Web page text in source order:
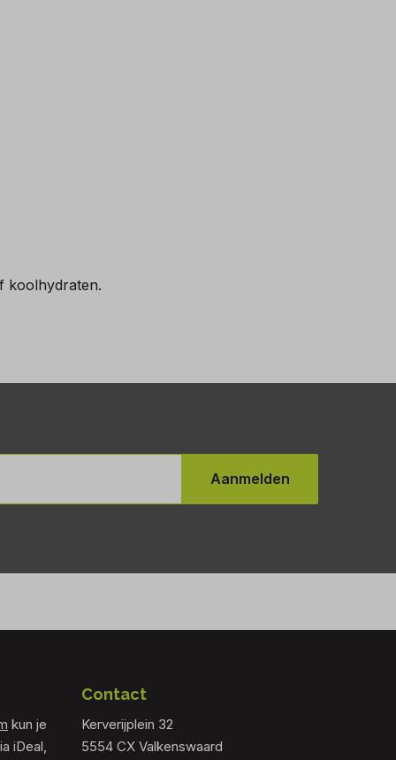
koolhydraten.
Aanmelden
kun je
iDeal,
Contact
Kerverijplein 32
5554 CX Valkenswaard